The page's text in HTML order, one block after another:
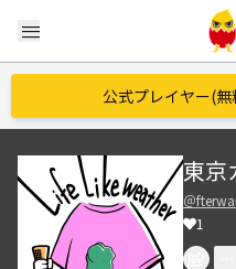
menu
公式プレイヤー(
東京
＠
1